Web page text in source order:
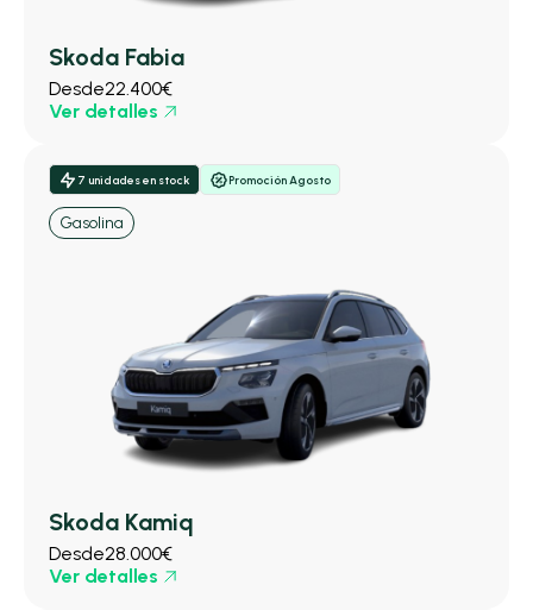
Skoda Fabia
Desde22.400€
Ver detalles
7 unidades en stock Promoción Agosto
Gasolina
Skoda Kamiq
Desde28.000€
Ver detalles